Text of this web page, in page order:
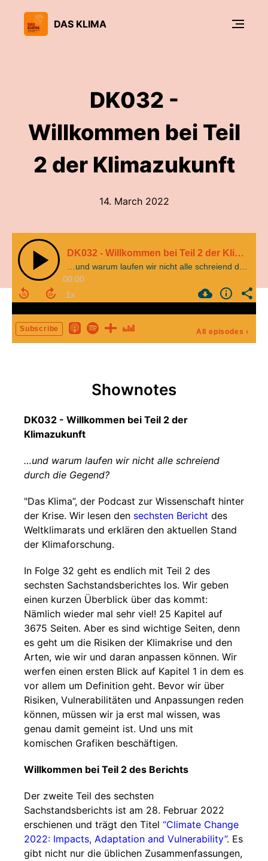
DAS KLIMA
DK032 -
Willkommen bei Teil
2 der Klimazukunft
14. March 2022
DK032 - Willkommen bei Teil 2 der Klimazukunft
00:00
Subscribe All episodes ›
Shownotes
DK032 - Willkommen bei Teil 2 der
Klimazukunft
…und warum laufen wir nicht alle schreiend
durch die Gegend?
"Das Klima”, der Podcast zur Wissenschaft hinter
der Krise. Wir lesen den sechsten Bericht des
Weltklimarats und erklären den aktuellen Stand
der Klimaforschung.
In Folge 32 geht es endlich mit Teil 2 des
sechsten Sachstandsberichtes los. Wir geben
einen kurzen Überblick über das kommt:
Nämlich wieder mal sehr viel! 25 Kapitel auf
3675 Seiten. Aber es sind wichtige Seiten, denn
es geht um die Risiken der Klimakrise und den
Arten, wie wir und daran anpassen können. Wir
werfen einen ersten Blick auf Kapitel 1 in dem es
vor allem um Definition geht. Bevor wir über
Risiken, Vulnerabilitäten und Anpassungen reden
können, müssen wir ja erst mal wissen, was
genau damit gemeint ist. Und uns mit
komischen Grafiken beschäftigen.
Willkommen bei Teil 2 des Berichts
Der zweite Teil des sechsten
Sachstandsberichts ist am 28. Februar 2022
erschienen und trägt den Titel “Climate Change
2022: Impacts, Adaptation and Vulnerability”. Es
gibt nicht nur die üblichen Zusammenfassungen,